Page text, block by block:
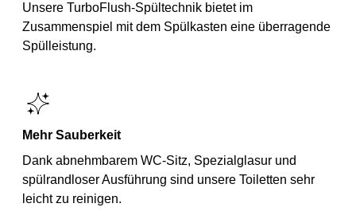
Unsere TurboFlush-Spültechnik bietet im
Zusammenspiel mit dem Spülkasten eine überragende
Spülleistung.
Mehr Sauberkeit
Dank abnehmbarem WC-Sitz, Spezialglasur und
spülrandloser Ausführung sind unsere Toiletten sehr
leicht zu reinigen.